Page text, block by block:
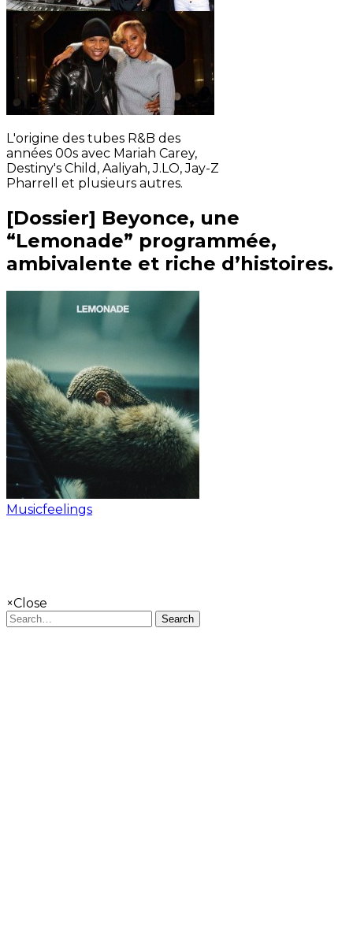
L'origine des tubes R&B des
années 00s avec Mariah Carey,
Destiny's Child, Aaliyah, J.LO, Jay-Z
Pharrell et plusieurs autres.
[Dossier] Beyonce, une
“Lemonade” programmée,
ambivalente et riche d’histoires.
Musicfeelings
×Close
Search